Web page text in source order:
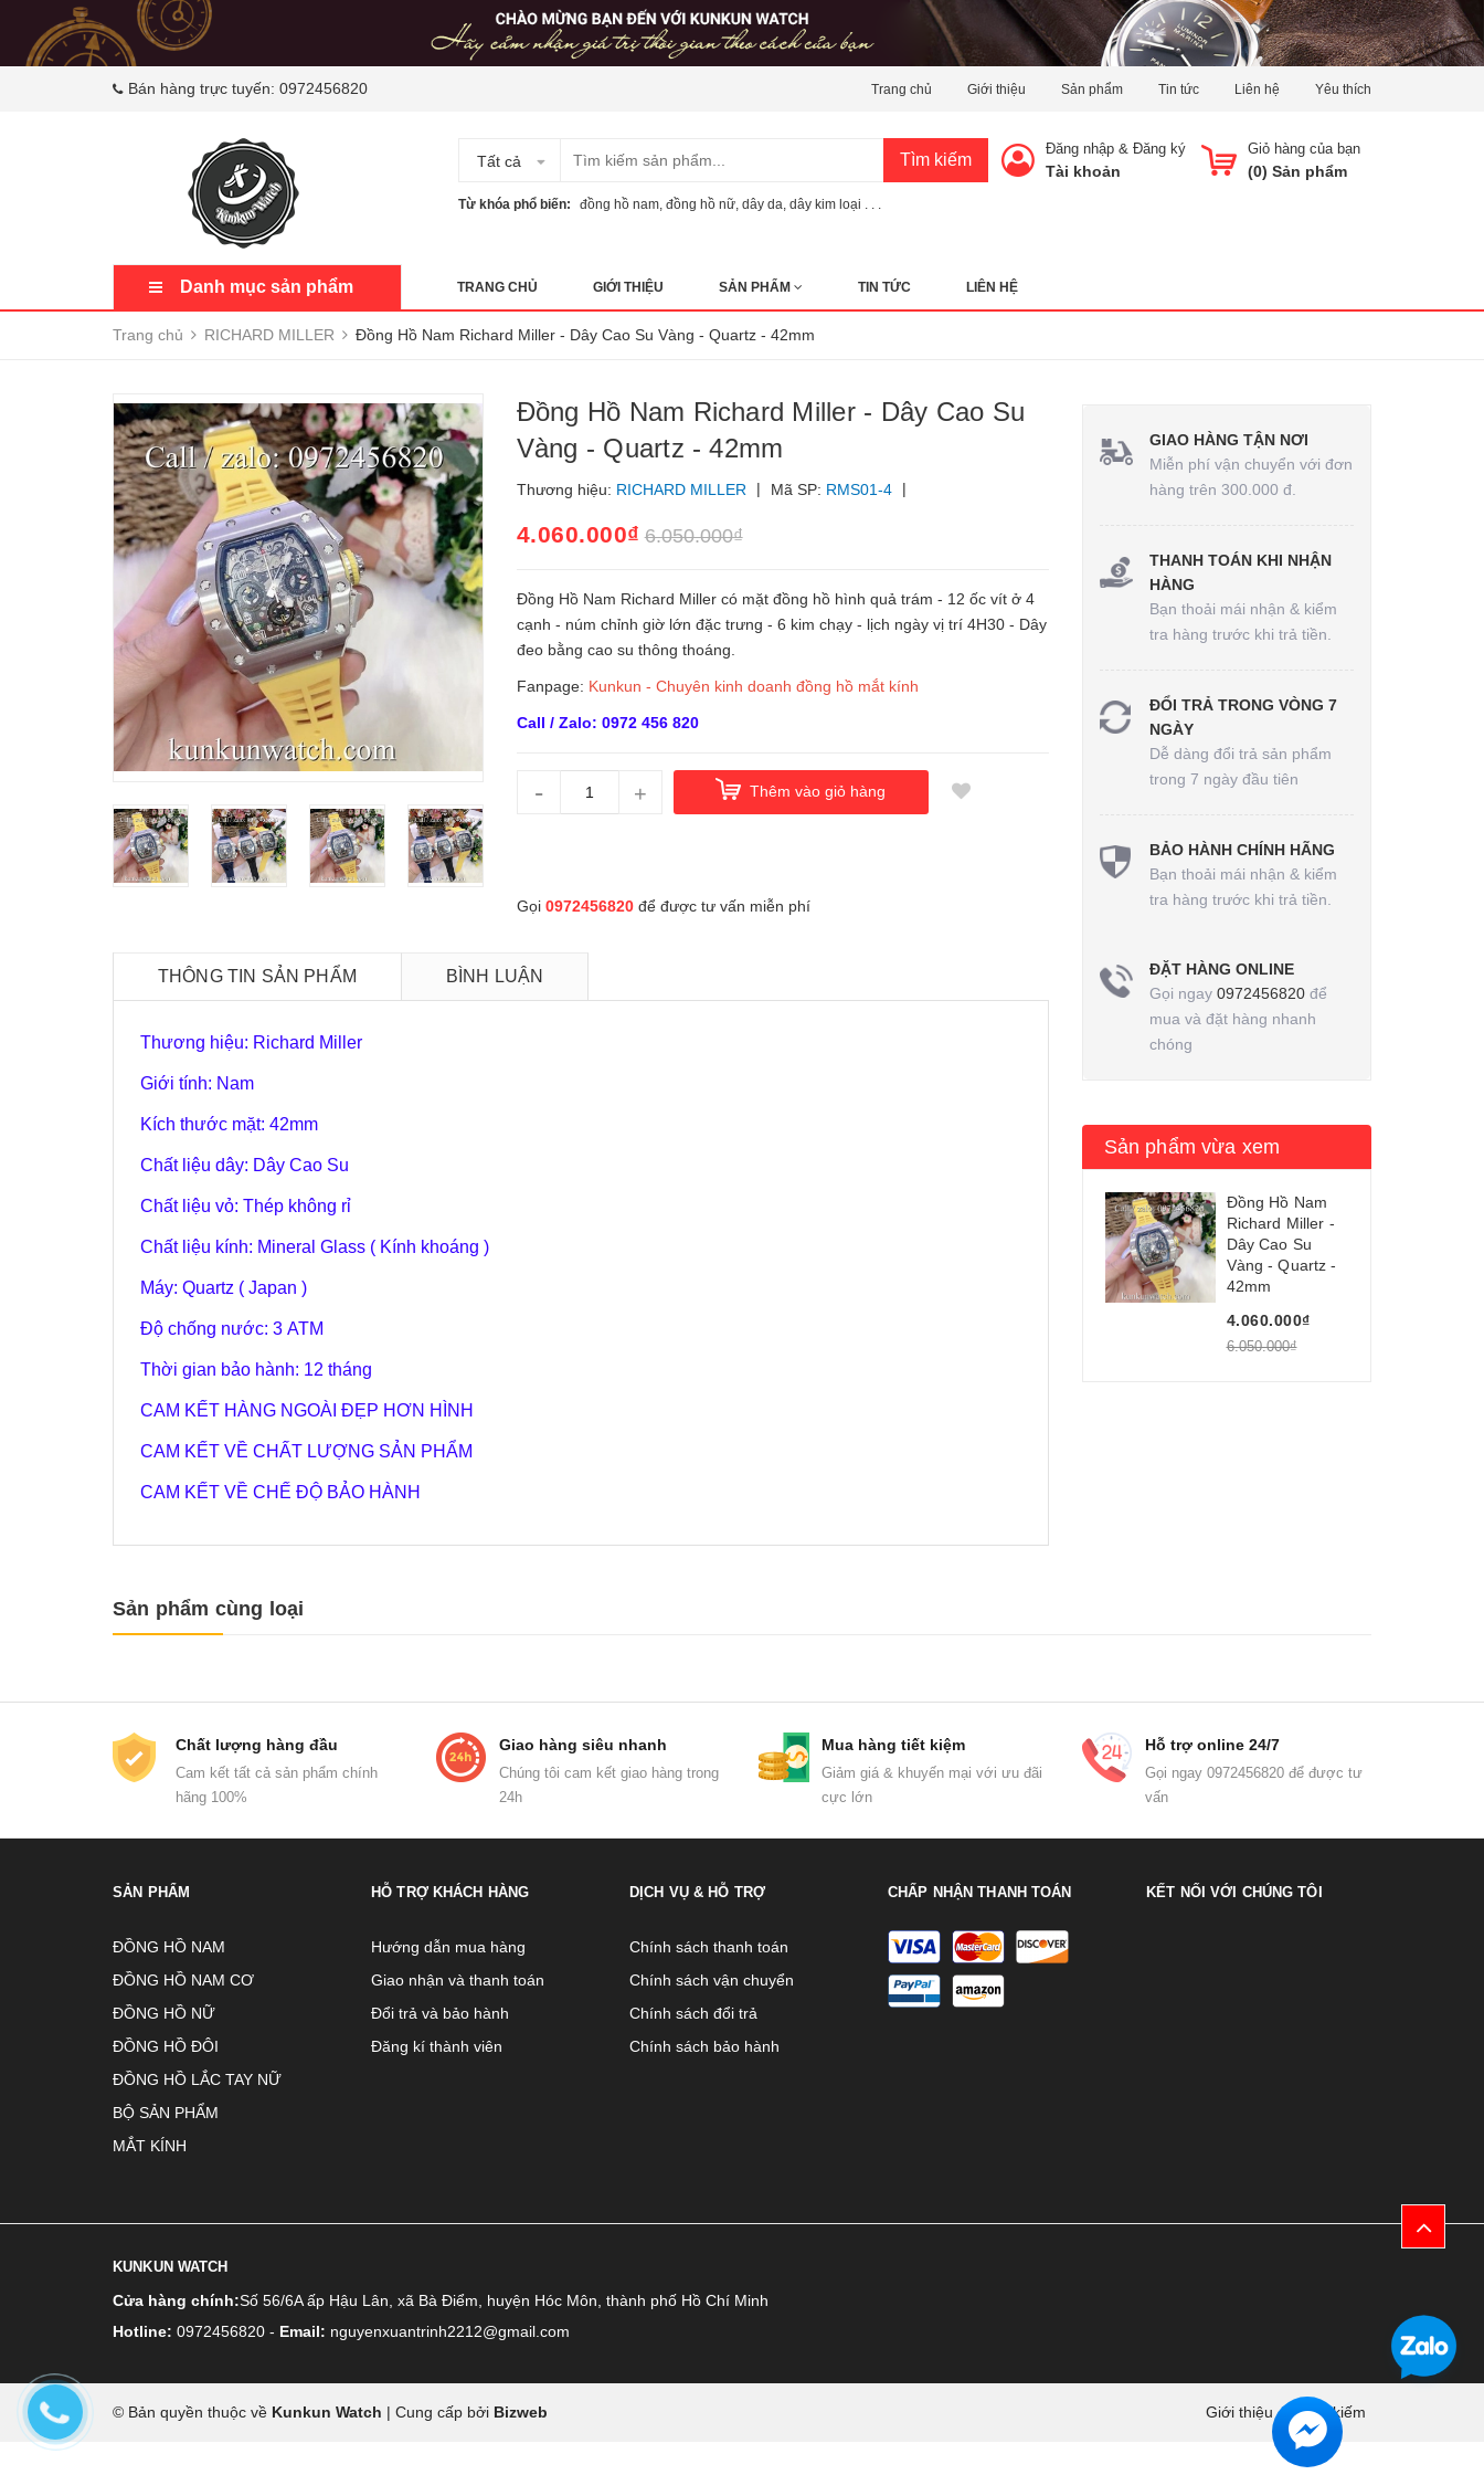
Bán hàng trực tuyến: 0972456820 Trang chủ Giới thiệu Sản phẩm Tin tức Liên hệ Yêu thích
Tất cả Tìm kiếm
Từ khóa phổ biến: đồng hồ nam đồng hồ nữ dây da dây kim loại . . .
Giỏ hàng của bạn
(0) Sản phẩm
Đăng nhập & Đăng ký
Tài khoản
Danh mục sản phẩm TRANG CHỦ GIỚI THIỆU SẢN PHẨM TIN TỨC LIÊN HỆ
Trang chủ RICHARD MILLER Đồng Hồ Nam Richard Miller - Dây Cao Su Vàng - Quartz - 42mm
Đồng Hồ Nam Richard Miller - Dây Cao Su
Vàng - Quartz - 42mm
Thương hiệu: RICHARD MILLER | Mã SP: RMS01-4 |
4.060.000₫ 6.050.000₫
Đồng Hồ Nam Richard Miller có mặt đồng hồ hình quả trám - 12 ốc vít ở 4
cạnh - núm chỉnh giờ lớn đặc trưng - 6 kim chạy - lịch ngày vị trí 4H30 - Dây
đeo bằng cao su thông thoáng.
Fanpage: Kunkun - Chuyên kinh doanh đồng hồ mắt kính
Call / Zalo: 0972 456 820
- + Thêm vào giỏ hàng
Gọi 0972456820để được tư vấn miễn phí
THÔNG TIN SẢN PHẨM BÌNH LUẬN
Thương hiệu: Richard Miller
Giới tính: Nam
Kích thước mặt: 42mm
Chất liệu dây: Dây Cao Su
Chất liệu vỏ: Thép không rỉ
Chất liệu kính: Mineral Glass ( Kính khoáng )
Máy: Quartz ( Japan )
Độ chống nước: 3 ATM
Thời gian bảo hành: 12 tháng
CAM KẾT HÀNG NGOÀI ĐẸP HƠN HÌNH
CAM KẾT VỀ CHẤT LƯỢNG SẢN PHẨM
CAM KẾT VỀ CHẾ ĐỘ BẢO HÀNH
GIAO HÀNG TẬN NƠI
Miễn phí vận chuyển với đơn
hàng trên 300.000 đ.
THANH TOÁN KHI NHẬN
HÀNG
Bạn thoải mái nhận & kiểm
tra hàng trước khi trả tiền.
ĐỔI TRẢ TRONG VÒNG 7
NGÀY
Dễ dàng đổi trả sản phẩm
trong 7 ngày đầu tiên
BẢO HÀNH CHÍNH HÃNG
Bạn thoải mái nhận & kiểm
tra hàng trước khi trả tiền.
ĐẶT HÀNG ONLINE
Gọi ngay 0972456820để
mua và đặt hàng nhanh
chóng
Sản phẩm vừa xem
Đồng Hồ Nam
Richard Miller -
Dây Cao Su
Vàng - Quartz -
42mm
4.060.000₫
6.050.000₫
Sản phẩm cùng loại
Chất lượng hàng đầu
Cam kết tất cả sản phẩm chính
hãng 100%
Giao hàng siêu nhanh
Chúng tôi cam kết giao hàng trong
24h
Mua hàng tiết kiệm
Giảm giá & khuyến mại với ưu đãi
cực lớn
Hỗ trợ online 24/7
Gọi ngay 0972456820 để được tư
vấn
SẢN PHẨM
ĐỒNG HỒ NAM
ĐỒNG HỒ NAM CƠ
ĐỒNG HỒ NỮ
ĐỒNG HỒ ĐÔI
ĐỒNG HỒ LẮC TAY NỮ
BỘ SẢN PHẨM
MẮT KÍNH
HỖ TRỢ KHÁCH HÀNG
Hướng dẫn mua hàng
Giao nhận và thanh toán
Đổi trả và bảo hành
Đăng kí thành viên
DỊCH VỤ & HỖ TRỢ
Chính sách thanh toán
Chính sách vận chuyển
Chính sách đổi trả
Chính sách bảo hành
CHẤP NHẬN THANH TOÁN KẾT NỐI VỚI CHÚNG TÔI
KUNKUN WATCH
Cửa hàng chính:Số 56/6A ấp Hậu Lân, xã Bà Điểm, huyện Hóc Môn, thành phố Hồ Chí Minh
Hotline: 0972456820 - Email: nguyenxuantrinh2212@gmail.com
© Bản quyền thuộc về Kunkun Watch | Cung cấp bởi Bizweb Tìm kiếm
Giới thiệu